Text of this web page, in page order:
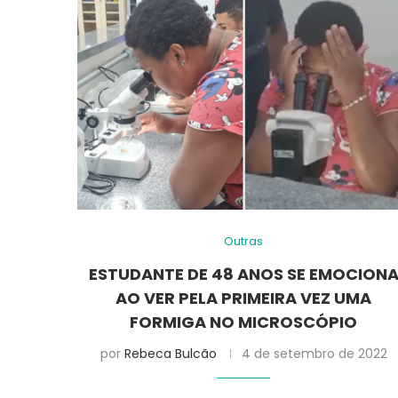
Outras
ESTUDANTE DE 48 ANOS SE EMOCIONA
AO VER PELA PRIMEIRA VEZ UMA
FORMIGA NO MICROSCÓPIO
por Rebeca Bulcão 4 de setembro de 2022